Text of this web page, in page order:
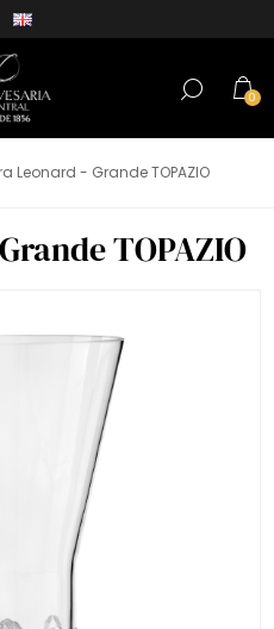
0
Leonard - Grande TOPAZIO
TOPAZIO